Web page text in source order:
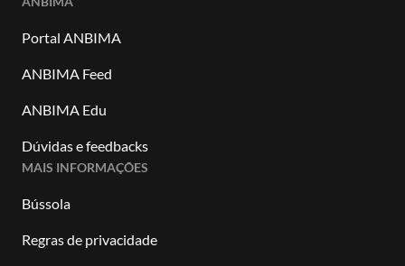
Portal ANBIMA
ANBIMA Feed
ANBIMA Edu
Dúvidas e feedbacks
MAIS INFORMAÇÕES
Bússola
Regras de privacidade